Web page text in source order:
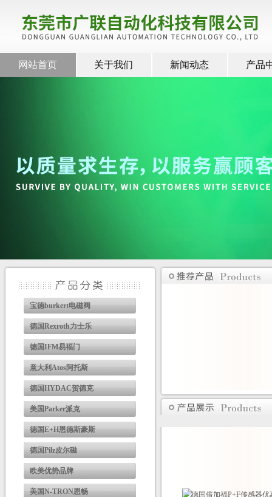
网站首页 关于我们 新闻动态 产品
宝德burkert电磁阀
德国Rexroth力士乐
德国IFM易福门
意大利Atos阿托斯
德国HYDAC贺德克
美国Parker派克
德国E+H恩德斯豪斯
德国Pilz皮尔磁
欧美优势品牌
美国N-TRON恩畅